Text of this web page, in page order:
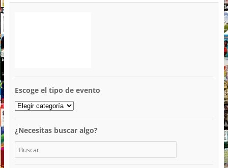
Escoge el tipo de evento
¿Necesitas buscar algo?